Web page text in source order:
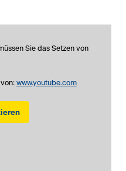
Sie das Setzen von
www.youtube.com